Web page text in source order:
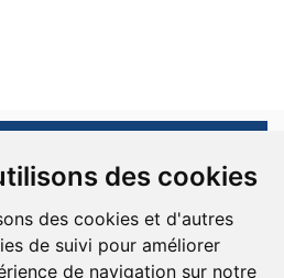
des cookies
des cookies et d'autres
de suivi pour améliorer
de navigation sur notre
les droits sont réservés.